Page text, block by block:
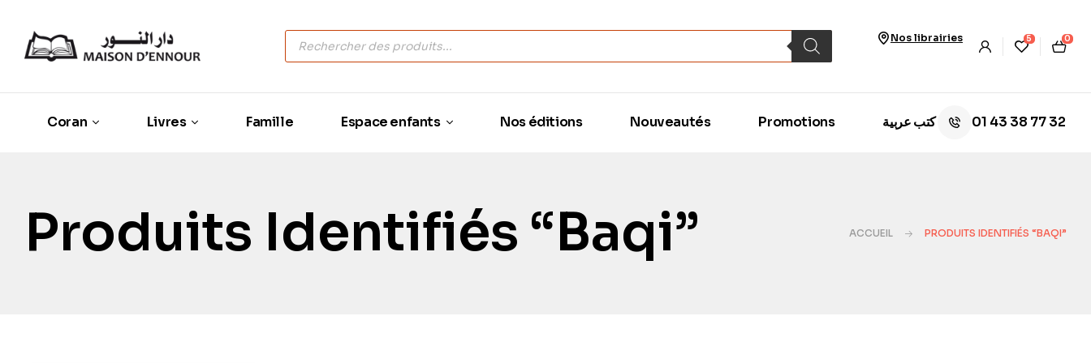
Nos librairies 5 0
Coran Livres Famille Espace enfants Nos éditions Nouveautés Promotions كتب عربية 01 43 38 77 32
Produits Identifiés “Baqi” ACCUEIL PRODUITS IDENTIFIÉS “BAQI”